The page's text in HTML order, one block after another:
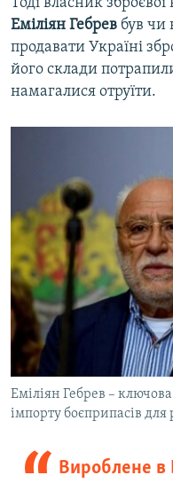
Еміліян Гебрев був чи
продавати Україні
його склади
намагалися отруїти.
Еміліян Гебрев –
імпорту боєприпасів
Вироблене в